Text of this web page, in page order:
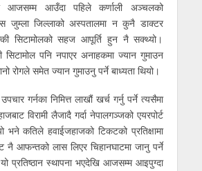
आजसम्म आउँदा पहिले कर्णाली अञ्चलको
जुम्ला जिल्लाको अस्पतालमा न कुनै डाक्टर
सिटामोलको सहज आपूर्ति हुन नै सक्थ्यो।
पनि नपाएर अनाहकमा ज्यान गुमाउन
रोगले समेत ज्यान गुमाउनु पर्ने बाध्यता थियो।
गर्नका निमित्त लाखौं खर्च गर्नु पर्ने त्यसैमा
विरामी लैजादै गर्दा नेपालगञ्जको एयरपोर्ट
भने कतिले हवाईजहाजको टिकटको प्रतिक्षामा
नै आफन्तको लास लिएर चिहानघाटमा जानु पर्ने
प्रतिष्ठान स्थापना भएदेखि आजसम्म आइपुग्दा